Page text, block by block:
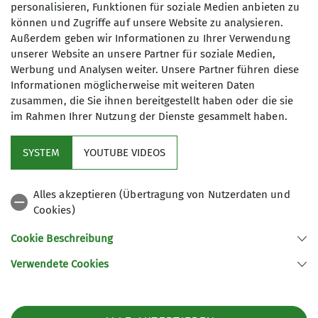
Maximale Teilnehmeranzahl
3
77654 Offenburg
personalisieren, Funktionen für soziale Medien anbieten zu
können und Zugriffe auf unsere Website zu analysieren.
Außerdem geben wir Informationen zu Ihrer Verwendung
unserer Website an unsere Partner für soziale Medien,
Werbung und Analysen weiter. Unsere Partner führen diese
Informationen möglicherweise mit weiteren Daten
zusammen, die Sie ihnen bereitgestellt haben oder die sie
im Rahmen Ihrer Nutzung der Dienste gesammelt haben.
SYSTEM YOUTUBE VIDEOS
Alles akzeptieren (Übertragung von Nutzerdaten und
Cookies)
Cookie Beschreibung
Verwendete Cookies